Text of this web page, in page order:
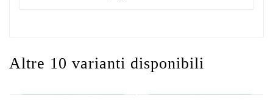
Altre 10 varianti disponibili